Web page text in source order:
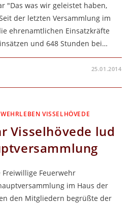
"Das was wir geleistet haben,
der letzten Versammlung im
ehrenamtlichen Einsatzkräfte
und 648 Stunden bei…
125.
25.01.2014
VISSELHÖVEDE
Visselhövede lud
Freiwillige Feuerwehr
im Haus der
den Mitgliedern begrüßte der